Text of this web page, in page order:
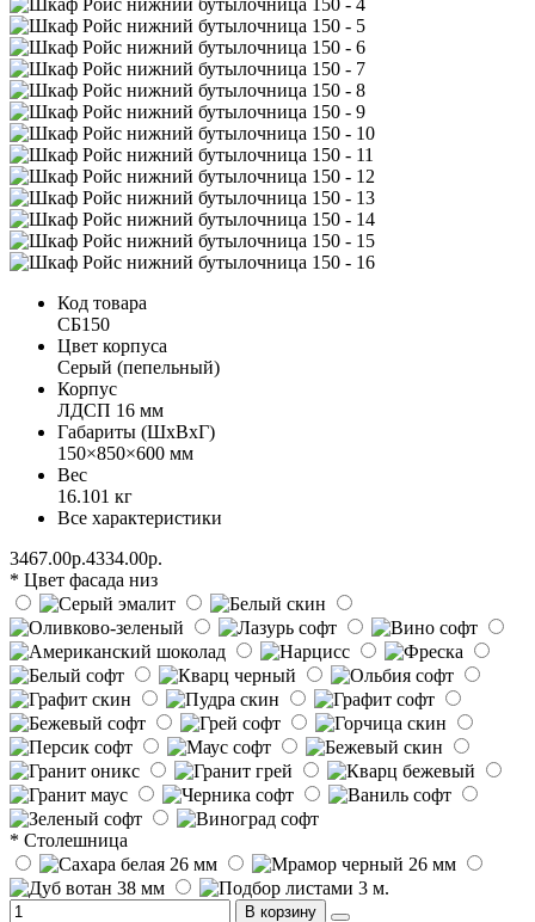
Код товара
СБ150
Цвет корпуса
Серый (пепельный)
Корпус
ЛДСП 16 мм
Габариты (ШхВхГ)
150×850×600 мм
Вес
16.101 кг
Все характеристики
3467.00р.4334.00р.
* Цвет фасада низ
* Столешница
В корзину